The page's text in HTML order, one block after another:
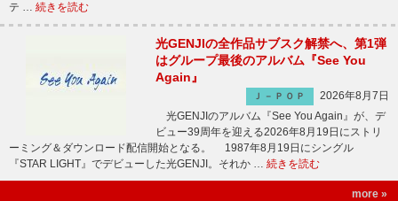
テ … 続きを読む
光GENJIの全作品サブスク解禁へ、第1弾
はグループ最後のアルバム『See You
Again』
Ｊ－ＰＯＰ
2026年8月7日
光GENJIのアルバム『See You Again』が、デ
ビュー39周年を迎える2026年8月19日にストリ
ーミング＆ダウンロード配信開始となる。 1987年8月19日にシングル
『STAR LIGHT』でデビューした光GENJI。それか … 続きを読む
more »